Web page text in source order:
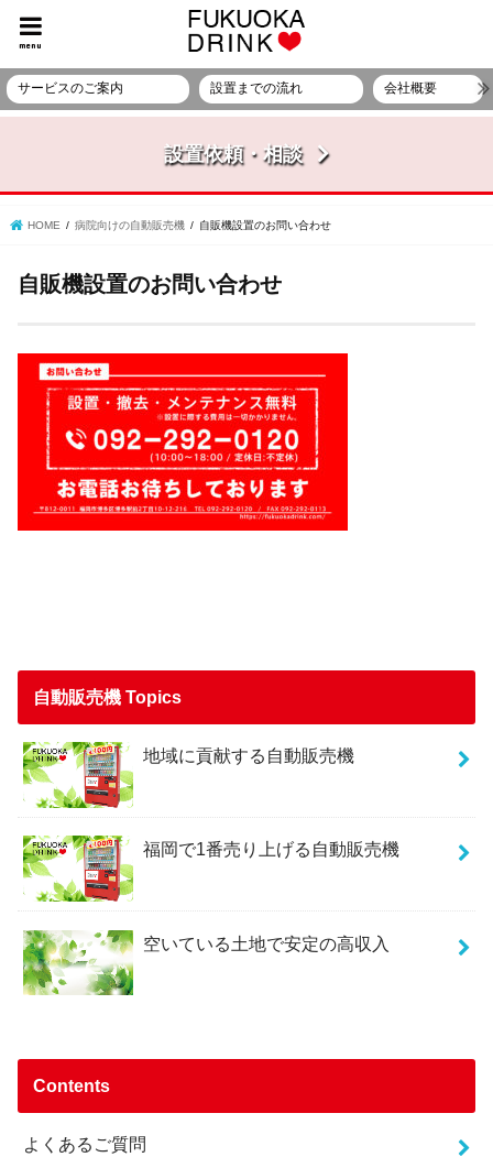
menu
サービスのご案内 設置までの流れ 会社概要
設置依頼・相談
HOME 病院向けの自動販売機 自販機設置のお問い合わせ
自販機設置のお問い合わせ
自動販売機 Topics
地域に貢献する自動販売機
福岡で1番売り上げる自動販売機
空いている土地で安定の高収入
Contents
よくあるご質問